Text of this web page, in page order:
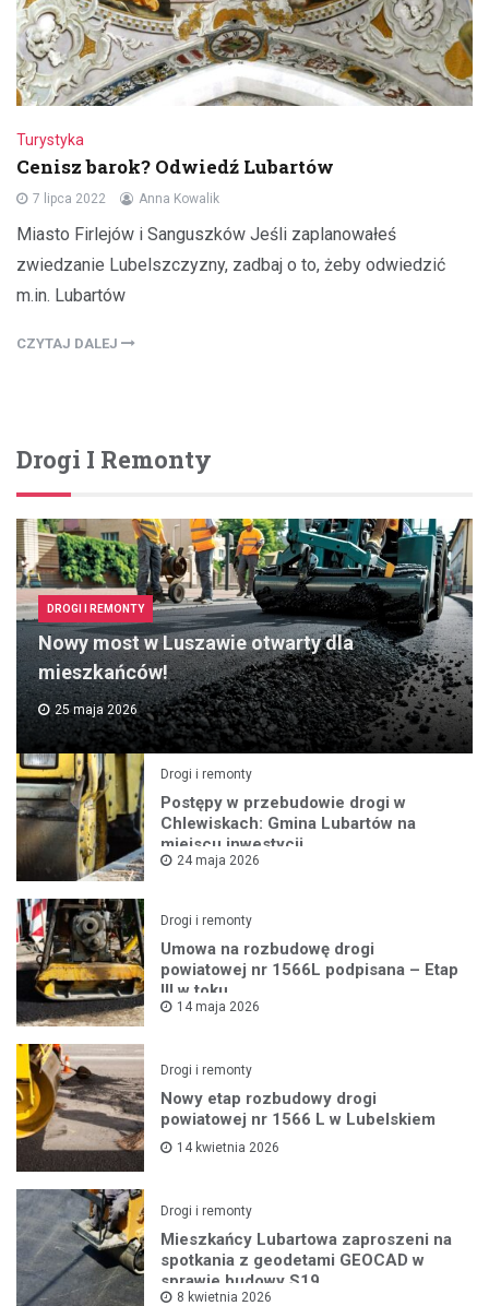
Turystyka
Cenisz barok? Odwiedź Lubartów
7 lipca 2022 Anna Kowalik
Miasto Firlejów i Sanguszków Jeśli zaplanowałeś
zwiedzanie Lubelszczyzny, zadbaj o to, żeby odwiedzić
m.in. Lubartów
CZYTAJ DALEJ
Drogi I Remonty
DROGI I REMONTY
Nowy most w Luszawie otwarty dla
mieszkańców!
25 maja 2026
Drogi i remonty
Postępy w przebudowie drogi w
Chlewiskach: Gmina Lubartów na
miejscu inwestycji
24 maja 2026
Drogi i remonty
Umowa na rozbudowę drogi
powiatowej nr 1566L podpisana – Etap
III w toku
14 maja 2026
Drogi i remonty
Nowy etap rozbudowy drogi
powiatowej nr 1566 L w Lubelskiem
14 kwietnia 2026
Drogi i remonty
Mieszkańcy Lubartowa zaproszeni na
spotkania z geodetami GEOCAD w
sprawie budowy S19
8 kwietnia 2026